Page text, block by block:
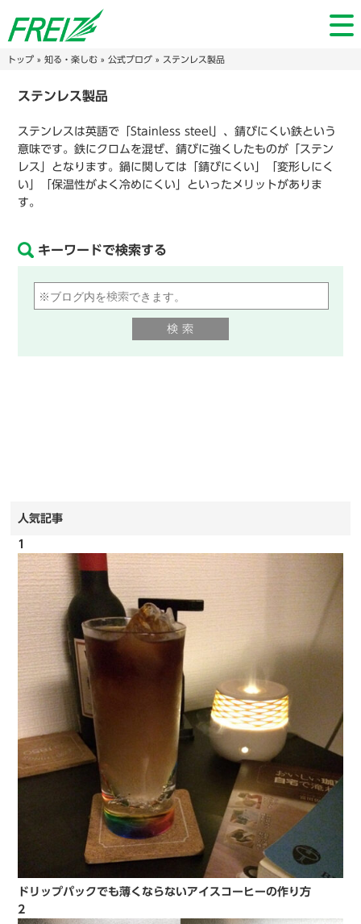
トップ» 知る・楽しむ» 公式ブログ» ステンレス製品
ステンレス製品
ステンレスは英語で「Stainless steel」、錆びにくい鉄という
意味です。鉄にクロムを混ぜ、錆びに強くしたものが「ステン
レス」となります。鍋に関しては「錆びにくい」「変形しにく
い」「保温性がよく冷めにくい」といったメリットがありま
す。
キーワードで検索する
人気記事
1
ドリップパックでも薄くならないアイスコーヒーの作り方
2